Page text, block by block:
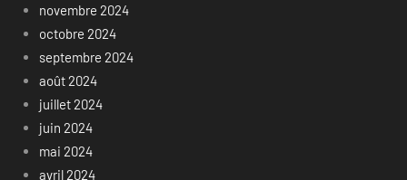
novembre 2024
octobre 2024
septembre 2024
août 2024
juillet 2024
juin 2024
mai 2024
avril 2024